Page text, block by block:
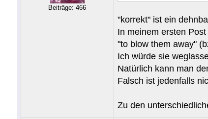
Beiträge: 466
"korrekt" ist ein
In meinem ersten
"to blow them away"
Ich würde sie
Natürlich kann man
Falsch ist jedenfalls
Zu den